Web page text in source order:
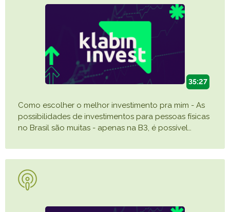
35:27
Como escolher o melhor investimento pra mim - As
possibilidades de investimentos para pessoas físicas
no Brasil são muitas - apenas na B3, é possível…